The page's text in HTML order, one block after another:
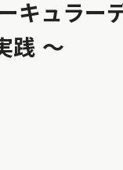
キュラー
践 〜